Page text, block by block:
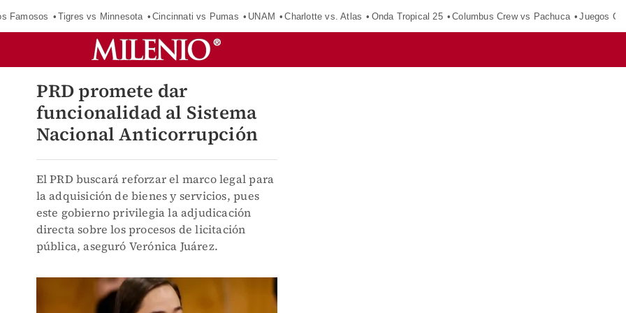
Famosos Tigres vs Minnesota Cincinnati vs Pumas UNAM Charlotte vs. Atlas Onda Tropical 25 Columbus Crew vs Pachuca Juegos
PRD promete dar
funcionalidad al Sistema
Nacional Anticorrupción
El PRD buscará reforzar el marco legal para
la adquisición de bienes y servicios, pues
este gobierno privilegia la adjudicación
directa sobre los procesos de licitación
pública, aseguró Verónica Juárez.